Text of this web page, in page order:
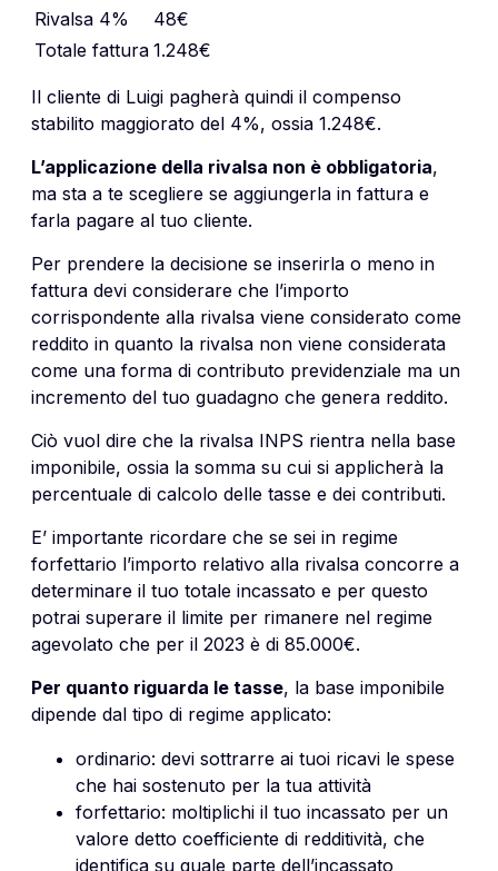
Rivalsa 4%
48€
Totale fattura 1.248€
Il cliente di Luigi pagherà quindi il compenso
stabilito maggiorato del 4%, ossia 1.248€.
L’applicazione della rivalsa non è obbligatoria,
ma sta a te scegliere se aggiungerla in fattura e
farla pagare al tuo cliente.
Per prendere la decisione se inserirla o meno in
fattura devi considerare che l’importo
corrispondente alla rivalsa viene considerato come
reddito in quanto la rivalsa non viene considerata
come una forma di contributo previdenziale ma un
incremento del tuo guadagno che genera reddito.
Ciò vuol dire che la rivalsa INPS rientra nella base
imponibile, ossia la somma su cui si applicherà la
percentuale di calcolo delle tasse e dei contributi.
E’ importante ricordare che se sei in regime
forfettario l’importo relativo alla rivalsa concorre a
determinare il tuo totale incassato e per questo
potrai superare il limite per rimanere nel regime
agevolato che per il 2023 è di 85.000€.
Per quanto riguarda le tasse, la base imponibile
dipende dal tipo di regime applicato:
ordinario: devi sottrarre ai tuoi ricavi le spese
che hai sostenuto per la tua attività
forfettario: moltiplichi il tuo incassato per un
valore detto coefficiente di redditività, che
identifica su quale parte dell’incassato